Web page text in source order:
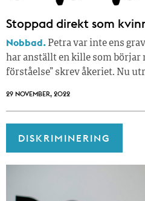
Stoppad direkt som
Nobbad. Petra var inte ens
har anställt en kille som börjar
förståelse” skrev åkeriet. Nu
29 NOVEMBER, 2022
DISKRIMINERING